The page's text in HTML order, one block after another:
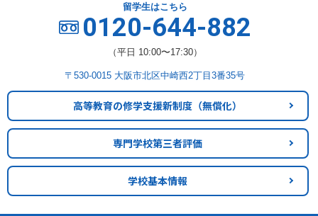
留学生はこちら
0120-644-882
（平日 10:00〜17:30）
〒530-0015 大阪市北区中崎西2丁目3番35号
高等教育の修学支援新制度 （無償化）
専門学校第三者評価
学校基本情報